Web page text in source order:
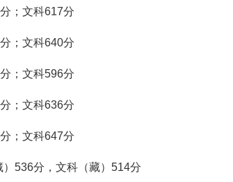
；文科617分
；文科640分
；文科596分
；文科636分
；文科647分
536分，文科（藏）514分